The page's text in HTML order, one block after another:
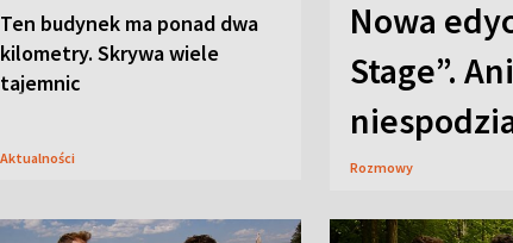
Ten budynek ma ponad dwa
kilometry. Skrywa wiele
tajemnic
Aktualności
Nowa
Stage”.
Rozmowy